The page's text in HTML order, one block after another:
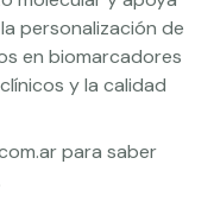
personalización de
en biomarcadores
y la calidad
para saber